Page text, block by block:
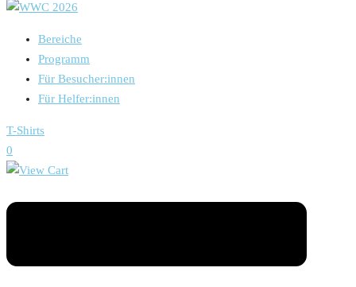
Bereiche
Programm
Für Besucher:innen
Für Helfer:innen
T-Shirts
0